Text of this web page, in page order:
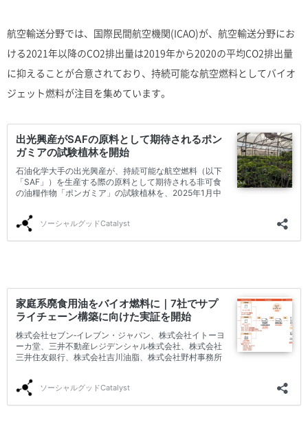
航空輸送分野では、国際民間航空機関(ICAO)が、航空輸送分野にお
ける2021年以降のCO2排出量は2019年から2020の平均CO2排出量
に抑えることが合意されており、持続可能な航空燃料としてバイオ
ジェット燃料が注目を集めています。